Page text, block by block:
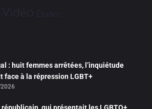
Vidéo Études
: huit femmes arrêtées, l’inquiétude
face à la répression LGBT+